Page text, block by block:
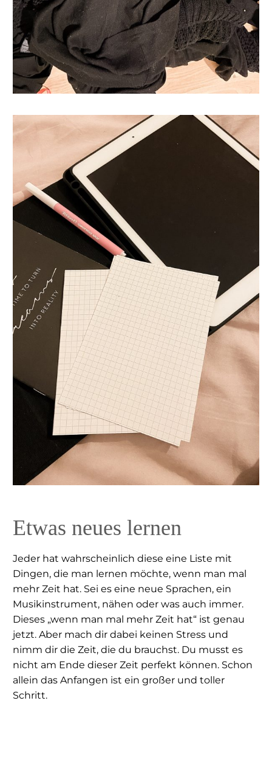
Etwas neues lernen
Jeder hat wahrscheinlich diese eine Liste mit
Dingen, die man lernen möchte, wenn man mal
mehr Zeit hat. Sei es eine neue Sprachen, ein
Musikinstrument, nähen oder was auch immer.
Dieses „wenn man mal mehr Zeit hat“ ist genau
jetzt. Aber mach dir dabei keinen Stress und
nimm dir die Zeit, die du brauchst. Du musst es
nicht am Ende dieser Zeit perfekt können. Schon
allein das Anfangen ist ein großer und toller
Schritt.